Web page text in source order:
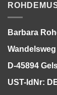
Barbara
Wandelsweg
D-45894
UST-IdNr: